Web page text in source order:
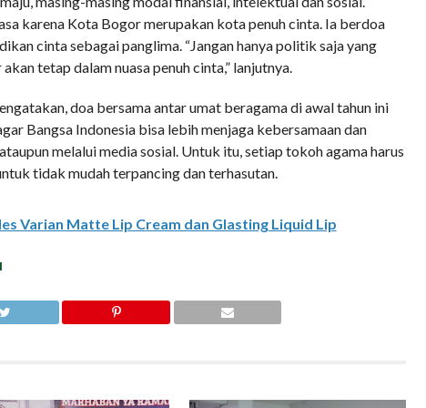
karena Kota Bogor merupakan kota penuh cinta. Ia berdoa
cinta sebagai panglima. “Jangan hanya politik saja yang
tetap dalam nuasa penuh cinta,” lanjutnya.
doa bersama antar umat beragama di awal tahun ini
Bangsa Indonesia bisa lebih menjaga kebersamaan dan
melalui media sosial. Untuk itu, setiap tokoh agama harus
tidak mudah terpancing dan terhasutan.
Varian Matte Lip Cream dan Glasting Liquid Lip